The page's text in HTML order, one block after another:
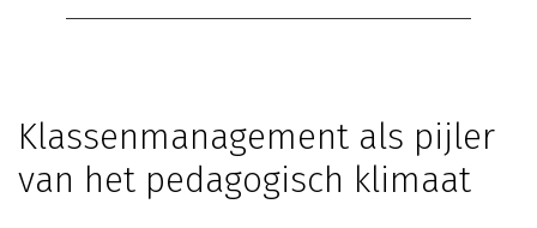
Klassenmanagement als pijler
van het pedagogisch klimaat